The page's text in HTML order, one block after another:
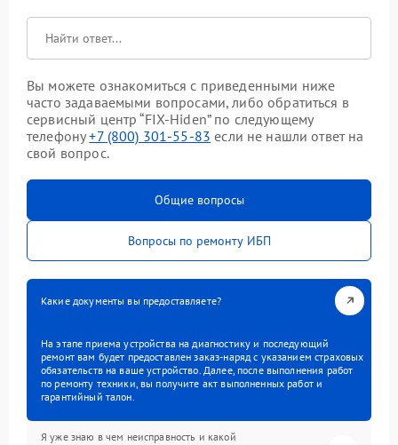
Вы можете ознакомиться с приведенными ниже
часто задаваемыми вопросами, либо обратиться в
сервисный центр “FIX-Hiden” по следующему
телефону+7 (800) 301-55-83 если не нашли ответ на
свой вопрос.
Общие вопросы
Вопросы по ремонту ИБП
Какие документы вы предоставляете?
На этапе приема устройства на диагностику и последующий
ремонт вам будет предоставлен заказ-наряд с указанием страховых
обязательств на ваше устройство. Далее, после выполнения работ
по ремонту техники, вы получите акт выполненных работ и
гарантийный талон.
Я уже знаю в чем неисправность и какой